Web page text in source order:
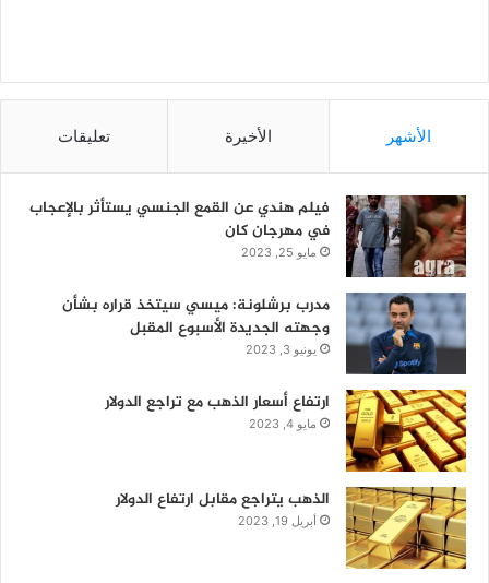
الأشهر الأخيرة تعليقات
فيلم هندي عن القمع الجنسي يستأثر بالإعجاب
في مهرجان كان
مايو 25, 2023
مدرب برشلونة: ميسي سيتخذ قراره بشأن
وجهته الجديدة الأسبوع المقبل
يونيو 3, 2023
ارتفاع أسعار الذهب مع تراجع الدولار
مايو 4, 2023
الذهب يتراجع مقابل ارتفاع الدولار
أبريل 19, 2023